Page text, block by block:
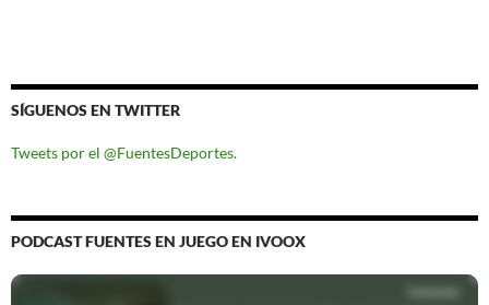
SÍGUENOS EN TWITTER
Tweets por el @FuentesDeportes.
PODCAST FUENTES EN JUEGO EN IVOOX